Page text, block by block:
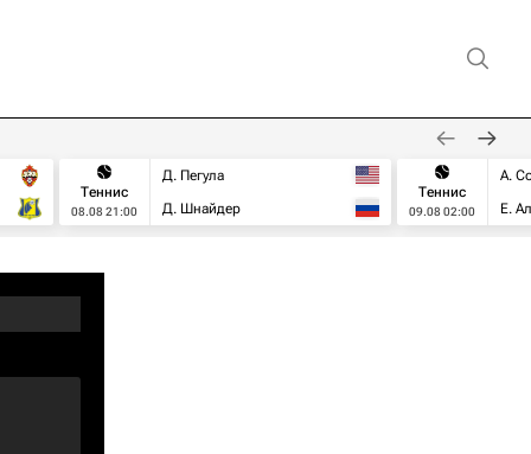
Теннис
08.08 21:00
Д. Пегула
Д. Шнайдер
Теннис
09.08 02:00
А.
Е.